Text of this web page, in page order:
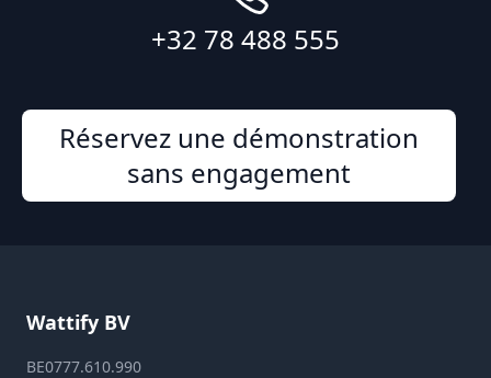
+32 78 488 555
Réservez une démonstration
sans engagement
Wattify BV
BE0777.610.990